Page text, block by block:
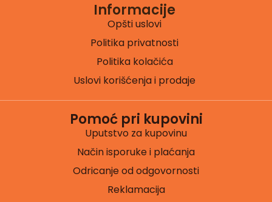
Informacije
Opšti uslovi
Politika privatnosti
Politika kolačića
Uslovi korišćenja i prodaje
Pomoć pri kupovini
Uputstvo za kupovinu
Način isporuke i plaćanja
Odricanje od odgovornosti
Reklamacija